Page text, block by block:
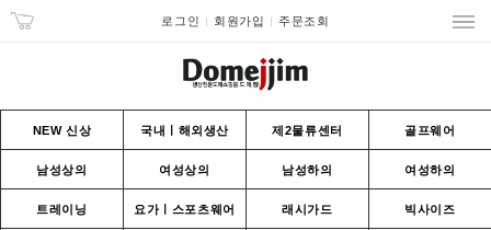
로그인 회원가입 주문조회
NEW 신상 국내ㅣ해외생산 제2물류센터 골프웨어
남성상의 여성상의 남성하의 여성하의
트레이닝 요가ㅣ스포츠웨어 래시가드 빅사이즈